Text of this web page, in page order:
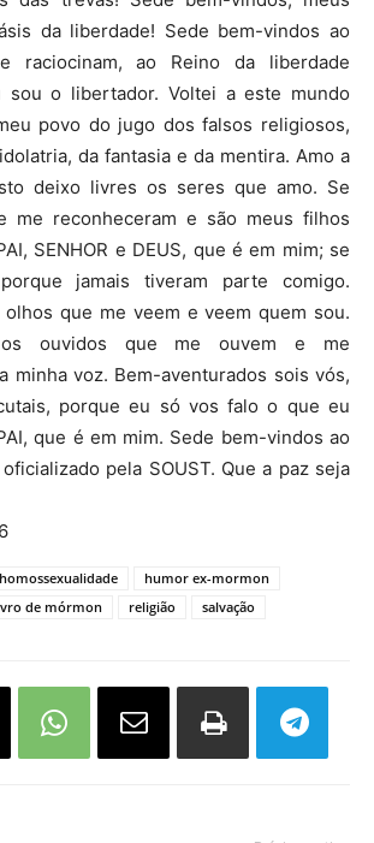
da liberdade! Sede bem-vindos ao
raciocinam, ao Reino da liberdade
sou o libertador. Voltei a este mundo
povo do jugo dos falsos religiosos,
da fantasia e da mentira. Amo a
deixo livres os seres que amo. Se
me reconheceram e são meus filhos
SENHOR e DEUS, que é em mim; se
jamais tiveram parte comigo.
olhos que me veem e veem quem sou.
ouvidos que me ouvem e me
minha voz. Bem-aventurados sois vós,
porque eu só vos falo o que eu
que é em mim. Sede bem-vindos ao
pela SOUST. Que a paz seja
homossexualidade
humor ex-mormon
de mórmon religião salvação